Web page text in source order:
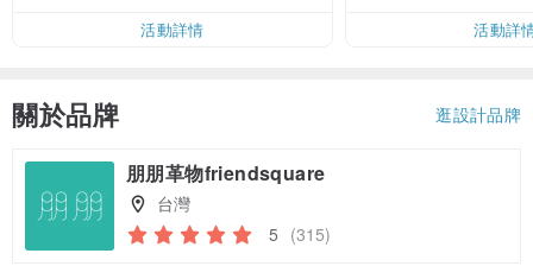
活動詳情
活動詳
關於品牌 逛設計品牌
朋朋革物friendsquare
台灣
5 (315)